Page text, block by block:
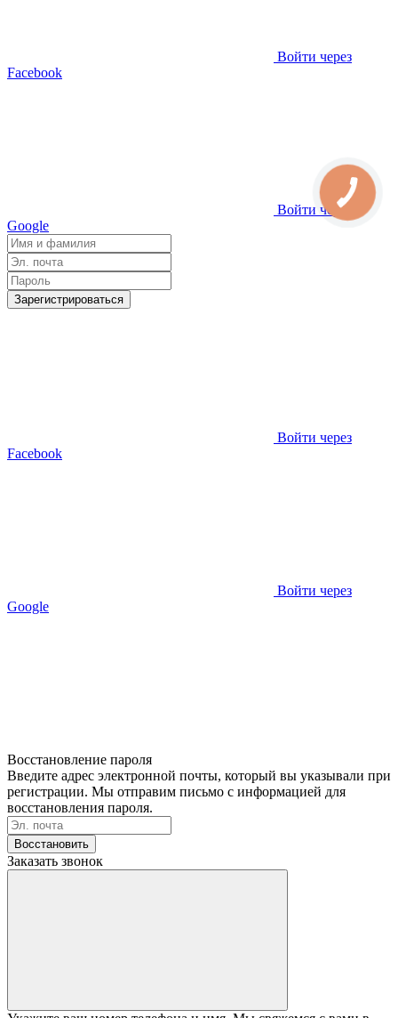
Войти через
Facebook
Войти через
Google
Зарегистрироваться
Войти через
Facebook
Войти через
Google
Восстановление пароля
Введите адрес электронной почты, который вы указывали при
регистрации. Мы отправим письмо с информацией для
восстановления пароля.
Восстановить
Заказать звонок